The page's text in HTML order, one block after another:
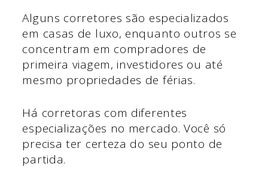
Alguns corretores são especializados
em casas de luxo, enquanto outros se
concentram em compradores de
primeira viagem, investidores ou até
mesmo propriedades de férias.
Há corretoras com diferentes
especializações no mercado. Você só
precisa ter certeza do seu ponto de
partida.